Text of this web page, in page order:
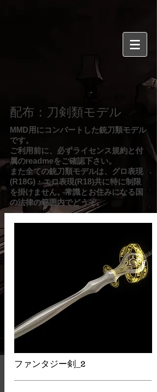
​配布：刀剣類モデル
MMD用にコンバートした銃刀類モデル
です。
​ご利用前に、必ずライセンス規約と付
属のreadmeをご確認下さい。
また全ての銃刀類モデルは、グロ表現
(R18G)・エロ表現(R18)共に特に制限
を掛けません。常識とお住みになる国
の法律の範囲内でどうぞ。
ファンタジー剣_2